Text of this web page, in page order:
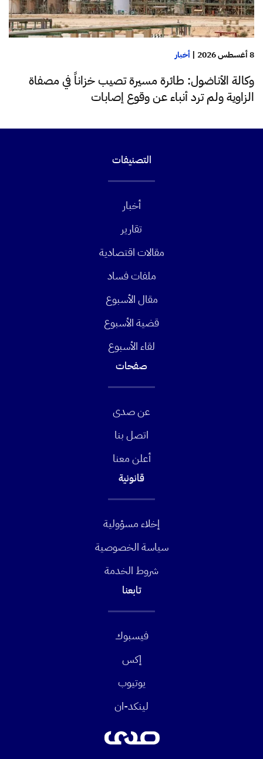
8 أغسطس 2026 | أخبار
وكالة الأناضول: طائرة مسيرة تصيب خزاناً في مصفاة
الزاوية ولم ترد أنباء عن وقوع إصابات
التصنيفات
أخبار
تقارير
مقالات اقتصادية
ملفات فساد
مقال الأسبوع
قضية الأسبوع
لقاء الأسبوع
صفحات
عن صدى
اتصل بنا
أعلن معنا
قانونية
إخلاء مسؤولية
سياسة الخصوصية
شروط الخدمة
تابعنا
فيسبوك
إكس
يوتيوب
لينكد-ان